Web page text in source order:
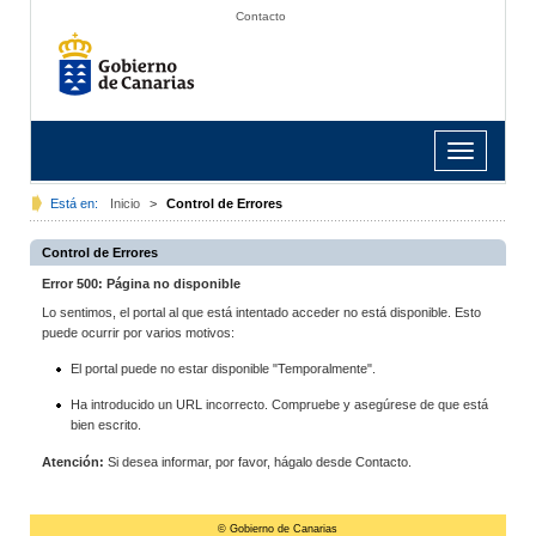
Contacto
Toggle
navigation
Está en: Inicio > Control de Errores
Control de Errores
Error 500: Página no disponible
Lo sentimos, el portal al que está intentado acceder no está disponible. Esto
puede ocurrir por varios motivos:
El portal puede no estar disponible "Temporalmente".
Ha introducido un URL incorrecto. Compruebe y asegúrese de que está
bien escrito.
Atención: Si desea informar, por favor, hágalo desde Contacto.
© Gobierno de Canarias